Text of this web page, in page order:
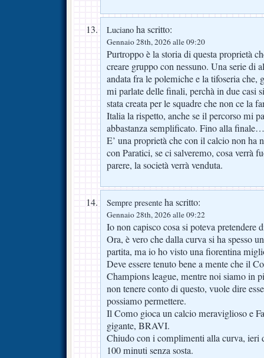
Luciano ha scritto:
Gennaio 28th, 2026 alle 09:20
Purtroppo è la storia di questa proprietà
creare gruppo con nessuno. Una serie di
andata fra le polemiche e la tifoseria che,
mi parlate delle finali, perchà in due casi
stata creata per le squadre che non ce la
Italia la rispetto, anche se il percorso mi
abbastanza semplificato. Fino alla finale…
E’ una proprietà che con il calcio non ha
con Paratici, se ci salveremo, cosa verrà
parere, la società verrà venduta.
Sempre presente ha scritto:
Gennaio 28th, 2026 alle 09:22
Io non capisco cosa si poteva pretendere
Ora, è vero che dalla curva si ha spesso
partita, ma io ho visto una fiorentina
Deve essere tenuto bene a mente che il
Champions league, mentre noi siamo in
non tenere conto di questo, vuole dire
possiamo permettere.
Il Como gioca un calcio meraviglioso e
gigante, BRAVI.
Chiudo con i complimenti alla curva, ieri
100 minuti senza sosta.